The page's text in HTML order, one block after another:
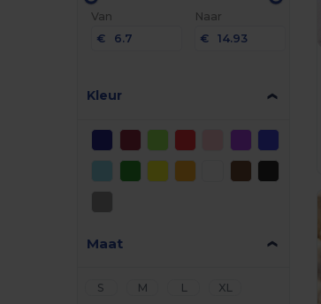
Van
€
Naar
€
Kleur
Maat
S M L XL